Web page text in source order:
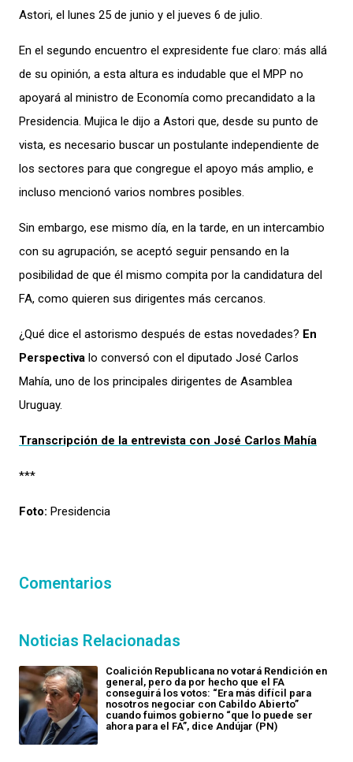
Astori, el lunes 25 de junio y el jueves 6 de julio.
En el segundo encuentro el expresidente fue claro: más allá
de su opinión, a esta altura es indudable que el MPP no
apoyará al ministro de Economía como precandidato a la
Presidencia. Mujica le dijo a Astori que, desde su punto de
vista, es necesario buscar un postulante independiente de
los sectores para que congregue el apoyo más amplio, e
incluso mencionó varios nombres posibles.
Sin embargo, ese mismo día, en la tarde, en un intercambio
con su agrupación, se aceptó seguir pensando en la
posibilidad de que él mismo compita por la candidatura del
FA, como quieren sus dirigentes más cercanos.
¿Qué dice el astorismo después de estas novedades? En
Perspectiva lo conversó con el diputado José Carlos
Mahía, uno de los principales dirigentes de Asamblea
Uruguay.
Transcripción de la entrevista con José Carlos Mahía
***
Foto: Presidencia
Comentarios
Noticias Relacionadas
Coalición Republicana no votará Rendición en
general, pero da por hecho que el FA
conseguirá los votos: “Era más difícil para
nosotros negociar con Cabildo Abierto”
cuando fuimos gobierno “que lo puede ser
ahora para el FA”, dice Andújar (PN)